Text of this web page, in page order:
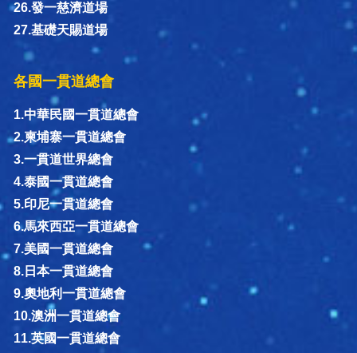
26.發一慈濟道場
27.基礎天賜道場
各國一貫道總會
1.中華民國一貫道總會
2.柬埔寨一貫道總會
3.一貫道世界總會
4.泰國一貫道總會
5.印尼一貫道總會
6.馬來西亞一貫道總會
7.美國一貫道總會
8.日本一貫道總會
9.奧地利一貫道總會
10.澳洲一貫道總會
11.英國一貫道總會